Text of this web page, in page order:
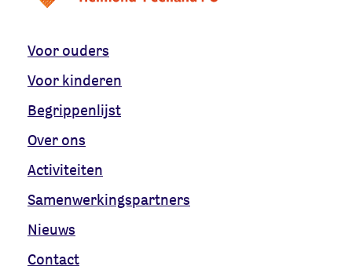
Voor ouders
Voor kinderen
Begrippenlijst
Over ons
Activiteiten
Samenwerkingspartners
Nieuws
Contact